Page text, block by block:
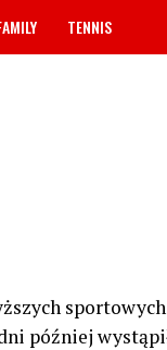
TENNIS
później